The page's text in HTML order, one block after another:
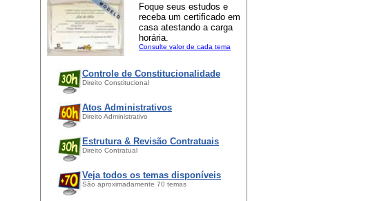
Foque seus estudos e
receba um certificado em
casa atestando a carga
horária.
Consulte valor de cada tema
Controle de Constitucionalidade
Direito Constitucional
Atos Administrativos
Direito Administrativo
Estrutura & Revisão Contratuais
Direito Contratual
Veja todos os temas disponíveis
São aproximadamente 70 temas